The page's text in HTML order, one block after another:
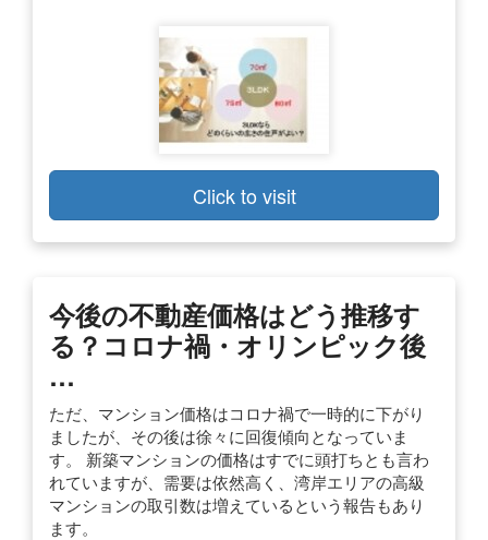
Click to visit
今後の不動産価格はどう推移す
る？コロナ禍・オリンピック後
…
ただ、マンション価格はコロナ禍で一時的に下がり
ましたが、その後は徐々に回復傾向となっていま
す。 新築マンションの価格はすでに頭打ちとも言わ
れていますが、需要は依然高く、湾岸エリアの高級
マンションの取引数は増えているという報告もあり
ます。